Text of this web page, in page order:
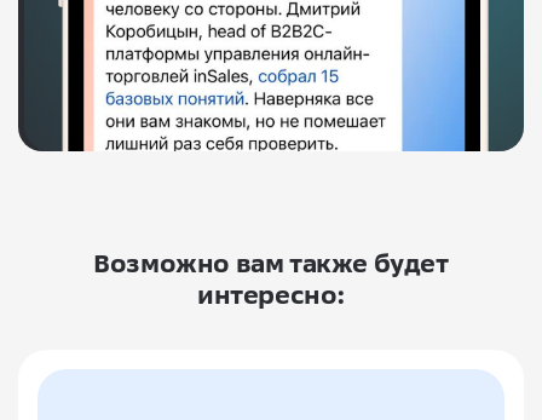
Возможно вам также будет
интересно: